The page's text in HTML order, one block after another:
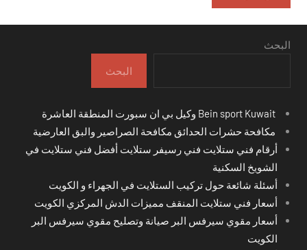
البحث
البحث
مكافحة حشرات الحدائق مكافحة الصراصير والبق العارضية
أرقام فني ستلايت فني رسيفر ستلايت أفضل فني ستلايت في
الشويخ السكنية
أسئلة شائعة حول تركيب الستلايت في الجهراء و الكويت
أسعار فني ستلايت المنقف مميزات الدش المركزي الكويت
أسعار مقوي سيرفس البر صيانة وتصليح مقوي سيرفس البر
الكويت